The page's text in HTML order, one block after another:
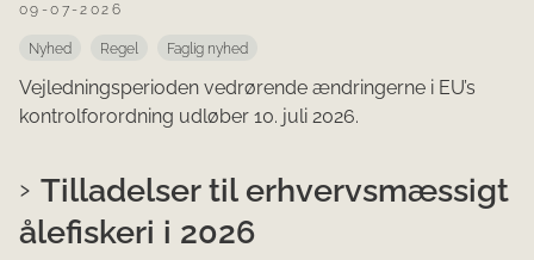
09-07-2026
Nyhed Regel Faglig nyhed
Vejledningsperioden vedrørende ændringerne i EU’s
kontrolforordning udløber 10. juli 2026.
Tilladelser til erhvervsmæssigt
ålefiskeri i 2026